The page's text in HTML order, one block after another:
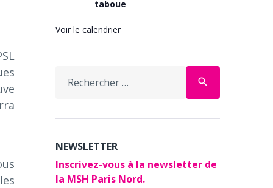
taboue
Voir le calendrier
for:
search
NEWSLETTER
Inscrivez-vous à la newsletter de
la MSH Paris Nord.